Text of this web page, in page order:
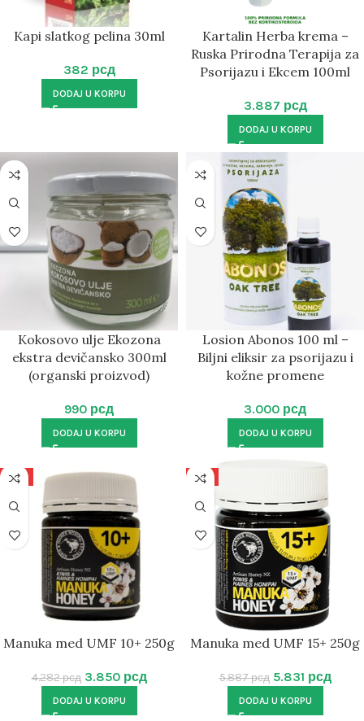
Kapi slatkog pelina 30ml
382 рсд
DODAJ U KORPU
Kartalin Herba krema –
Ruska Prirodna Terapija za
Psorijazu i Ekcem 100ml
3.887 рсд
DODAJ U KORPU
Kokosovo ulje Ekozona
ekstra devičansko 300ml
(organski proizvod)
990 рсд
DODAJ U KORPU
Losion Abonos 100 ml –
Biljni eliksir za psorijazu i
kožne promene
3.000 рсд
DODAJ U KORPU
-10%
Manuka med UMF 10+ 250g
4.282рсд 3.850 рсд
DODAJ U KORPU
-1%
Manuka med UMF 15+ 250g
5.887рсд 5.831 рсд
DODAJ U KORPU